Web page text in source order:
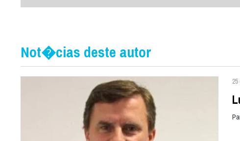
Not�cias deste autor